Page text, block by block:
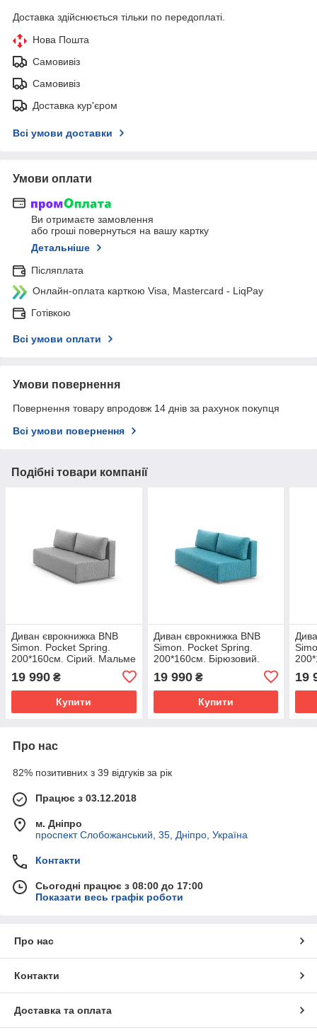
Доставка здійснюється тільки по передоплаті.
Нова Пошта
Самовивіз
Самовивіз
Доставка кур'єром
Всі умови доставки
Умови оплати
Ви отримаєте замовлення
або гроші повернуться на вашу картку
Детальніше
Післяплата
Онлайн-оплата карткою Visa, Mastercard - LiqPay
Готівкою
Всі умови оплати
Умови повернення
Повернення товару впродовж 14 днів за рахунок покупця
Всі умови повернення
Подібні товари компанії
Диван єврокнижка BNB
Simon. Pocket Spring.
200*160см. Сірий. Мальме
19 990 ₴
Купити
Диван єврокнижка BNB
Simon. Pocket Spring.
200*160см. Бірюзовий.
19 990₴
Купити
19
Про нас
82% позитивних з 39 відгуків за рік
Працює з 03.12.2018
м. Дніпро
проспект Слобожанський, 35, Дніпро, Україна
Контакти
Сьогодні працює з 08:00 до 17:00
Показати весь графік роботи
Про нас
Контакти
Доставка та оплата